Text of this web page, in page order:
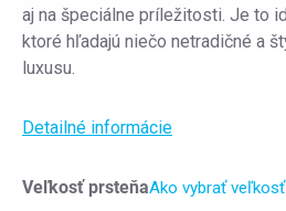
Veľkosť prsteňaAko vybrať
aj na špeciálne príležitosti. Je to
ktoré hľadajú niečo netradičné a
luxusu.
Detailné informácie